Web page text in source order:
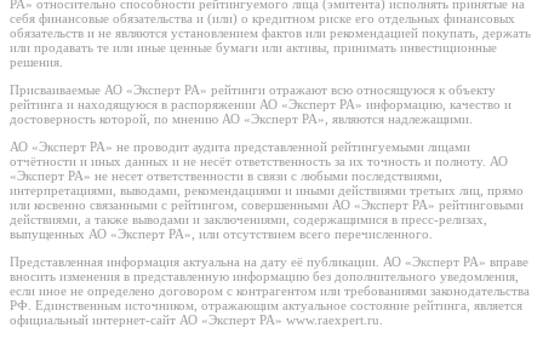
РА» относительно способности рейтингуемого лица (эмитента) исполнять принятые на
себя финансовые обязательства и (или) о кредитном риске его отдельных финансовых
обязательств и не являются установлением фактов или рекомендацией покупать, держать
или продавать те или иные ценные бумаги или активы, принимать инвестиционные
решения.
Присваиваемые АО «Эксперт РА» рейтинги отражают всю относящуюся к объекту
рейтинга и находящуюся в распоряжении АО «Эксперт РА» информацию, качество и
достоверность которой, по мнению АО «Эксперт РА», являются надлежащими.
АО «Эксперт РА» не проводит аудита представленной рейтингуемыми лицами
отчётности и иных данных и не несёт ответственность за их точность и полноту. АО
«Эксперт РА» не несет ответственности в связи с любыми последствиями,
интерпретациями, выводами, рекомендациями и иными действиями третьих лиц, прямо
или косвенно связанными с рейтингом, совершенными АО «Эксперт РА» рейтинговыми
действиями, а также выводами и заключениями, содержащимися в пресс-релизах,
выпущенных АО «Эксперт РА», или отсутствием всего перечисленного.
Представленная информация актуальна на дату её публикации. АО «Эксперт РА» вправе
вносить изменения в представленную информацию без дополнительного уведомления,
если иное не определено договором с контрагентом или требованиями законодательства
РФ. Единственным источником, отражающим актуальное состояние рейтинга, является
официальный интернет-сайт АО «Эксперт РА» www.raexpert.ru.